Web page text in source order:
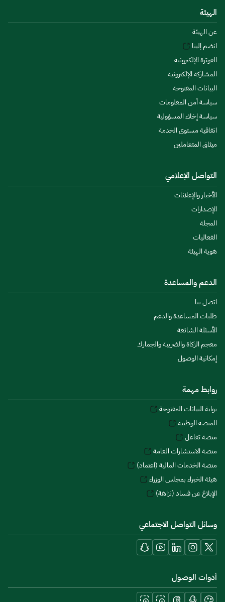
الهيئة
عن الهيئة
انضم إلينا
الفوترة الإلكترونية
المشاركة الإلكترونية
البيانات المفتوحة
سياسة أمن المعلومات
سياسة إخلاء المسؤولية
اتفاقية مستوى الخدمة
ميثاق المتعاملين
التواصل الإعلامي
الأخبار والإعلانات
الإصدارات
المجلة
الفعاليات
هوية الهيئة
الدعم والمساعدة
اتصل بنا
طلبات المساعدة والدعم
الأسئلة الشائعة
معجم الزكاة والضريبة والجمارك
إمكانية الوصول
روابط مهمة
بوابة البيانات المفتوحة
المنصة الوطنية
منصة تفاعل
منصة الاستشارات العامة
منصة الخدمات المالية (اعتماد)
هيئة الخبراء بمجلس الوزراء
الإبلاغ عن فساد (نزاهة)
وسائل التواصل الاجتماعي
أدوات الوصول